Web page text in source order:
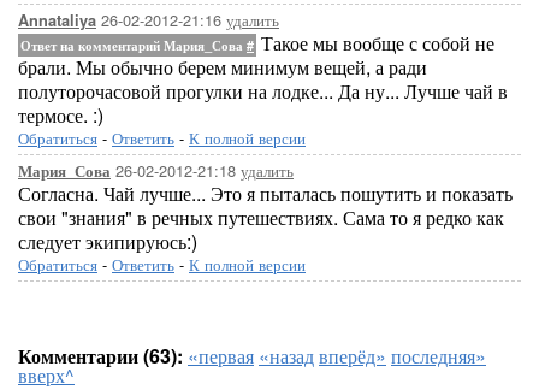
Annataliya 26-02-2012-21:16 удалить
Ответ на комментарий Мария_Сова # Такое мы вообще с собой не
брали. Мы обычно берем минимум вещей, а ради
полуторочасовой прогулки на лодке... Да ну... Лучше чай в
термосе. :)
Обратиться - Ответить - К полной версии
Мария_Сова 26-02-2012-21:18 удалить
Согласна. Чай лучше... Это я пыталась пошутить и показать
свои "знания" в речных путешествиях. Сама то я редко как
следует экипируюсь:)
Обратиться - Ответить - К полной версии
Комментарии (63): «первая «назадвперёд» последняя»
вверх^